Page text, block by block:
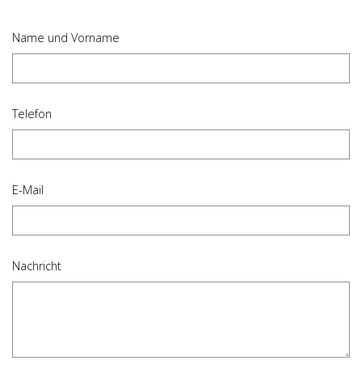
Name und Vorname
Telefon
E-Mail
Nachricht